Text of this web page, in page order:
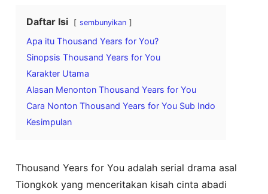
Daftar Isi sembunyikan
Apa itu Thousand Years for You?
Sinopsis Thousand Years for You
Karakter Utama
Alasan Menonton Thousand Years for You
Cara Nonton Thousand Years for You Sub Indo
Kesimpulan
Thousand Years for You adalah serial drama asal
Tiongkok yang menceritakan kisah cinta abadi